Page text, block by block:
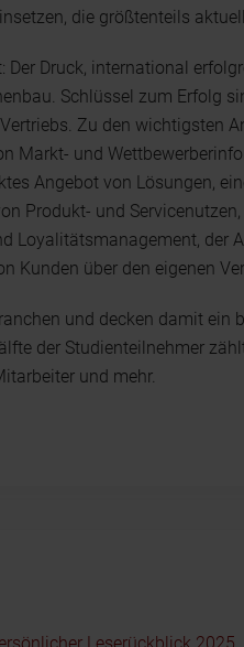
die größtenteils
Der Druck, international
Schlüssel zum Erfolg
Zu den wichtigsten
Markt- und
Angebot von Lösungen,
Produkt- und
Loyalitätsmanagement, der
Kunden über den eigenen
und decken damit ein
der Studienteilnehmer
und mehr.